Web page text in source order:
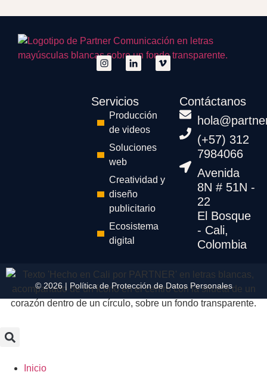
Servicios
Producción
de videos
Soluciones
web
Creatividad y
diseño
publicitario
Ecosistema
digital
Contáctanos
(+57) 312
7984066
Avenida
8N # 51N -
22
El Bosque
- Cali,
Colombia
© 2026 | Política de Protección de Datos Personales
Inicio